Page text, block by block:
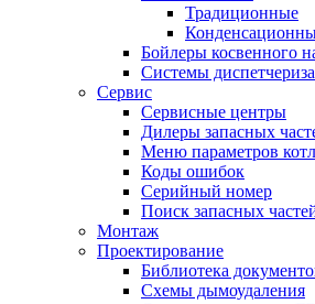
Традиционные
Бойлеры косвенного
Системы
Сервис
Сервисные центры
Дилеры запасных
Меню параметров
Коды ошибок
Серийный номер
Поиск запасных
Монтаж
Проектирование
Библиотека
Схемы дымоудаления